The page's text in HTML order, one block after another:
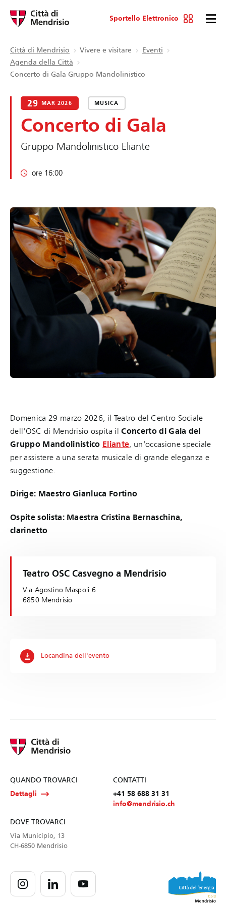
Sportello Elettronico
Città di Mendrisio Vivere e visitare
Eventi
Agenda della Città
Concerto di Gala Gruppo Mandolinistico
29 MAR 2026 MUSICA
Concerto di Gala
Gruppo Mandolinistico Eliante
ore 16:00
Domenica 29 marzo 2026, il Teatro del Centro Sociale
dell'OSC di Mendrisio ospita ilConcerto di Gala del
Gruppo Mandolinistico Eliante , un’occasione speciale
per assistere a una serata musicale di grande eleganza e
suggestione.
Dirige: Maestro Gianluca Fortino
Ospite solista: Maestra Cristina Bernaschina,
clarinetto
Teatro OSC Casvegno a Mendrisio
Via Agostino Maspoli 6
6850 Mendrisio
Locandina dell'evento
QUANDO TROVARCI
Dettagli
CONTATTI
+41 58 688 31 31
info@mendrisio.ch
DOVE TROVARCI
Via Municipio, 13
CH-6850 Mendrisio